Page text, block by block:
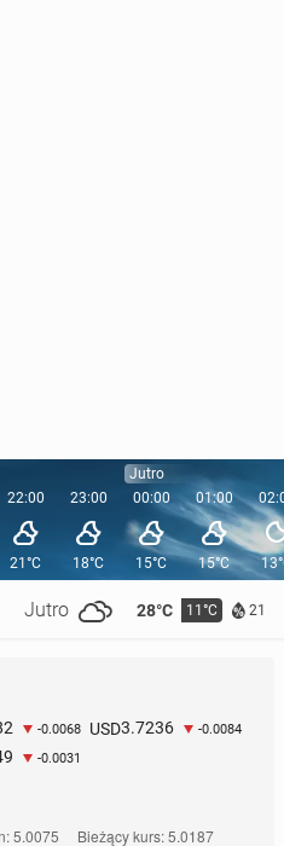
Jutro 28°C 11°C 21
22:00
21°C
23:00
18°C
Jutro
00:00
15°C
01:00
15°C
-0.0068 USD3.7236 -0.0084
-0.0031